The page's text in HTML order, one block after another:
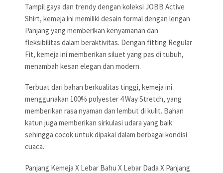
Tampil gaya dan trendy dengan koleksi JOBB Active
Shirt, kemeja ini memiliki desain formal dengan lengan
Panjang yang memberikan kenyamanan dan
fleksibilitas dalam beraktivitas. Dengan fitting Regular
Fit, kemeja ini memberikan siluet yang pas di tubuh,
menambah kesan elegan dan modern.
Terbuat dari bahan berkualitas tinggi, kemeja ini
menggunakan 100% polyester 4 Way Stretch, yang
memberikan rasa nyaman dan lembut di kulit. Bahan
katun juga memberikan sirkulasi udara yang baik
sehingga cocok untuk dipakai dalam berbagai kondisi
cuaca.
Panjang Kemeja X Lebar Bahu X Lebar Dada X Panjang